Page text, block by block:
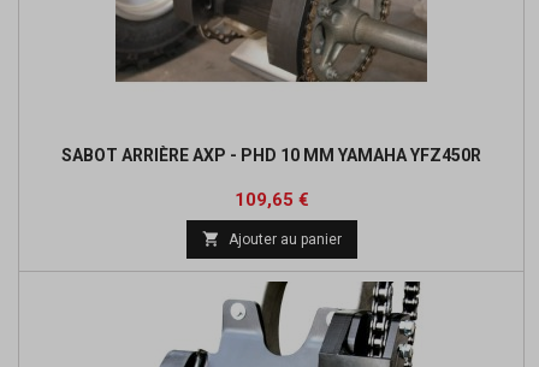
SABOT ARRIÈRE AXP - PHD 10 MM YAMAHA YFZ450R
Prix
109,65 €Prix
de
base
 Ajouter au panier